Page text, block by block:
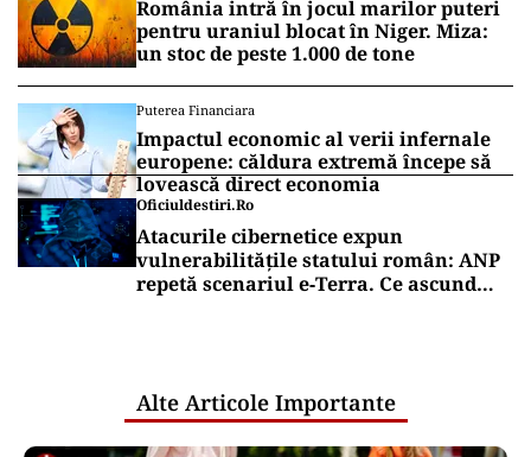
România intră în jocul marilor puteri
pentru uraniul blocat în Niger. Miza:
un stoc de peste 1.000 de tone
Puterea Financiara
Impactul economic al verii infernale
europene: căldura extremă începe să
lovească direct economia
Oficiuldestiri.ro
Atacurile cibernetice expun
vulnerabilitățile statului român: ANP
repetă scenariul e‑Terra. Ce ascund
Alte Articole Importante